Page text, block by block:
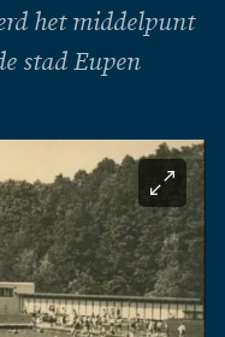
het middelpunt
stad Eupen